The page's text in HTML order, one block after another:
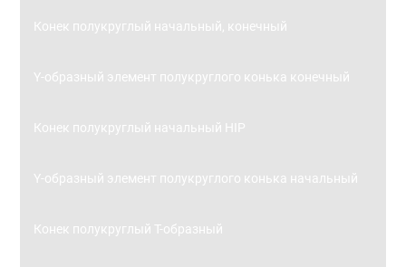
Конек полукруглый начальный, конечный
Y-образный элемент полукруглого конька конечный
Конек полукруглый начальный HIP
Y-образный элемент полукруглого конька начальный
Конек полукруглый Т-образный